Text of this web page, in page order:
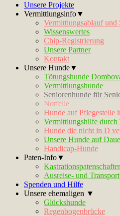
Unsere Projekte
Vermittlungsinfo▼
Vermittlungsablauf und
Wissenswertes
Chip-Registrierung
Unsere Partner
Kontakt
Unsere Hunde▼
Tötungshunde
Vermittlungshunde
Seniorenhunde für
Notfelle
Hunde auf Pflegestelle
Vermittlungshilfe
Hunde die nicht in D
Unsere Hunde auf
Handicap-Hunde
Paten-Info▼
Ausreise- und
Spenden und Hilfe
Unsere ehemaligen ▼
Glückshunde
Regenbogenbrücke